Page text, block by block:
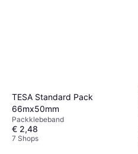
TESA Standard Pack
66mx50mm
Packklebeband
€ 2,48
7 Shops